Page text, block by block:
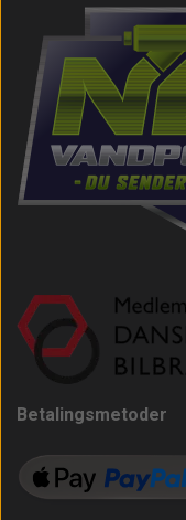
Betalingsmetoder